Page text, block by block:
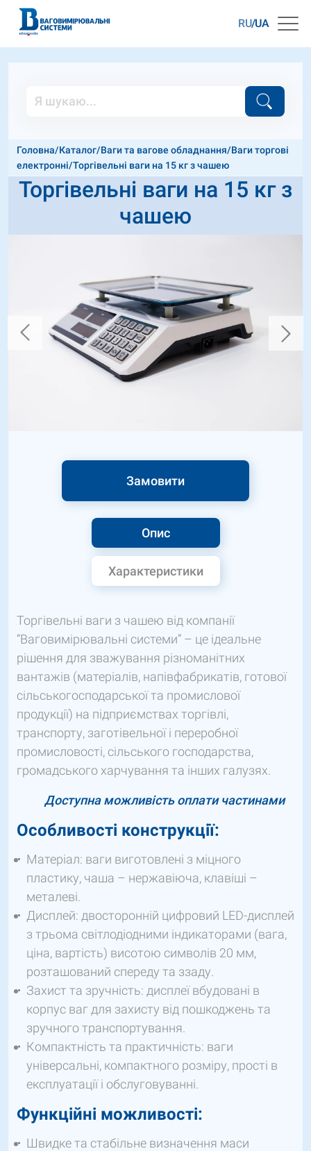
RU UA
Головна/Каталог/Ваги та вагове обладнання/Ваги торгові
електронні/Торгівельні ваги на 15 кг з чашею
Торгівельні ваги на 15 кг з
чашею
Опис
Характеристики
Замовити
Торгівельні ваги з чашею від компанії
“Ваговимірювальні системи” – це ідеальне
рішення для зважування різноманітних
вантажів (матеріалів, напівфабрикатів, готової
сільськогосподарської та промислової
продукції) на підприємствах торгівлі,
транспорту, заготівельної і переробної
промисловості, сільського господарства,
громадського харчування та інших галузях.
Доступна можливість оплати частинами
Особливості конструкції:
Матеріал: ваги виготовлені з міцного
пластику, чаша – нержавіюча, клавіші –
металеві.
Дисплей: двосторонній цифровий LED-дисплей
з трьома світлодіодними індикаторами (вага,
ціна, вартість) висотою символів 20 мм,
розташований спереду та ззаду.
Захист та зручність: дисплеї вбудовані в
корпус ваг для захисту від пошкоджень та
зручного транспортування.
Компактність та практичність: ваги
універсальні, компактного розміру, прості в
експлуатації і обслуговуванні.
Функційні можливості:
Швидке та стабільне визначення маси